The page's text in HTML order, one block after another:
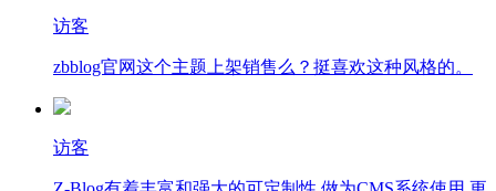
访客
zbblog官网这个主题上架销售么？挺喜欢这种风格的。
访客